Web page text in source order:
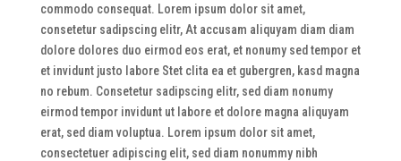
commodo consequat. Lorem ipsum dolor sit amet,
consetetur sadipscing elitr, At accusam aliquyam diam diam
dolore dolores duo eirmod eos erat, et nonumy sed tempor et
et invidunt justo labore Stet clita ea et gubergren, kasd magna
no rebum. Consetetur sadipscing elitr, sed diam nonumy
eirmod tempor invidunt ut labore et dolore magna aliquyam
erat, sed diam voluptua. Lorem ipsum dolor sit amet,
consectetuer adipiscing elit, sed diam nonummy nibh